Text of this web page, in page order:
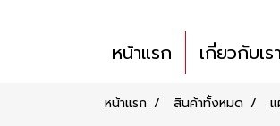
หน้าแรก เกี่ยวกับเรา
หน้าแรก สินค้าทั้งหมด